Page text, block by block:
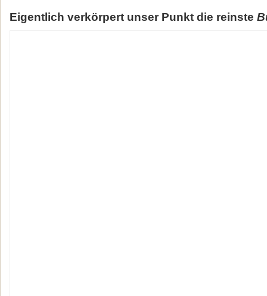
Eigentlich verkörpert unser Punkt die reinste